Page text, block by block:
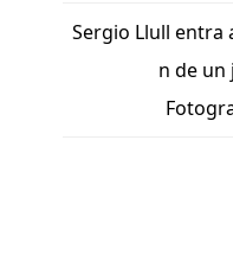
Sergio Llull entra
n de un